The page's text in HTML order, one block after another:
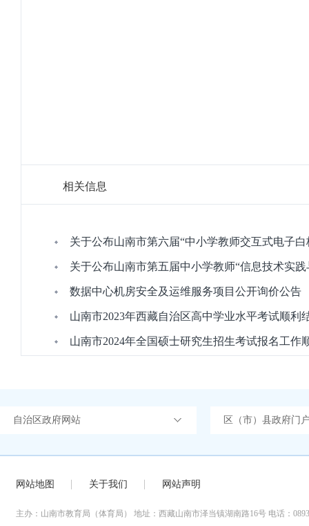
相关信息
关于公布山南市第六届“中小学教师交互式电子
关于公布山南市第五届中小学教师“信息技术实
数据中心机房安全及运维服务项目公开询价公告
山南市2023年西藏自治区高中学业水平考试顺利
山南市2024年全国硕士研究生招生考试报名工作
自治区政府网站 区（市）县政府门
网站地图 关于我们 网站声明
主办：山南市教育局（体育局） 地址：西藏山南市泽当镇湖南路16号 电话：